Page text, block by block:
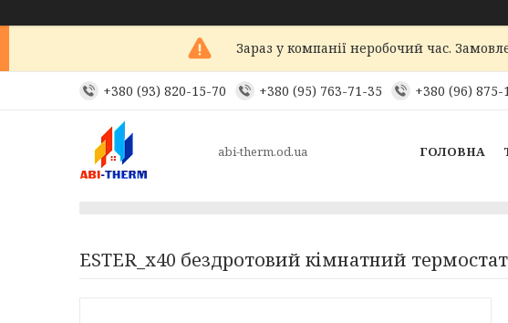
Зараз у компанії неробочий час.
+380 (93) 820-15-70 +380 (95) 763-71-35 +380 (96) 875-
abi-therm.od.ua ГОЛОВНА
ESTER_x40 бездротовий кімнатний термостат